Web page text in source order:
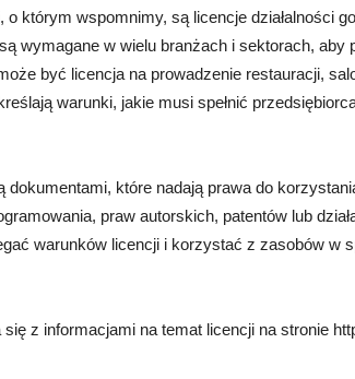
którym wspomnimy, są licencje działalności
wymagane w wielu branżach i sektorach, aby
być licencja na prowadzenie restauracji,
warunki, jakie musi spełnić
dokumentami, które nadają prawa do
praw autorskich, patentów lub
warunków licencji i korzystać z zasobów w
z informacjami na temat licencji na stronie